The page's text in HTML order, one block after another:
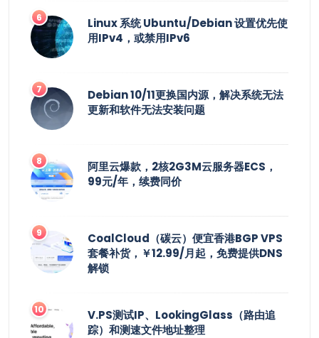
Linux 系统 Ubuntu/Debian 设置优先使
用IPv4，或禁用IPv6
Debian 10/11更换国内源，解决系统无法
更新和软件无法安装问题
阿里云爆款，2核2G3M云服务器ECS，
99元/年，续费同价
CoalCloud（碳云）便宜香港BGP VPS
套餐补货，￥12.99/月起，免费提供DNS
解锁
V.PS测试IP、LookingGlass（路由追
踪）和测速文件地址整理